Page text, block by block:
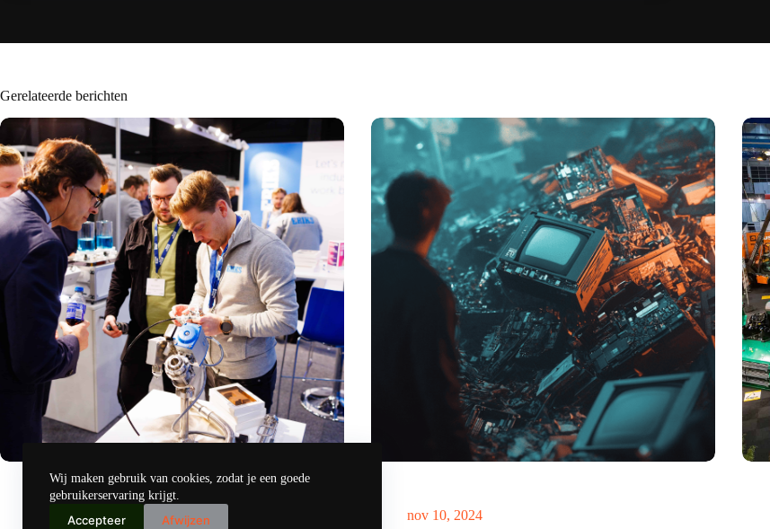
Wij maken gebruik van cookies, zodat je een goede
gebruikerservaring krijgt.
Accepteer Afwijzen
Gerelateerde berichten
en plek voor verwondering
nov 14, 2024
nov 10, 2024